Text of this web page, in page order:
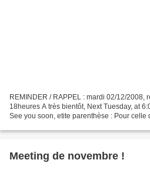
REMINDER / RAPPEL : mardi 02/12/2008,
18heures A très bientôt, Next Tuesday, at
See you soon, etite parenthèse : Pour celle
Meeting de novembre !